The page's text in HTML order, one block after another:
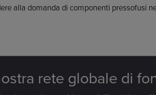
alla domanda di componenti pressofusi
rete globale di